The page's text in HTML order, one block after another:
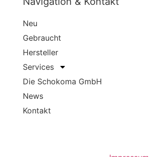
Neu
Gebraucht
Hersteller
Services
Die Schokoma GmbH
News
Kontakt